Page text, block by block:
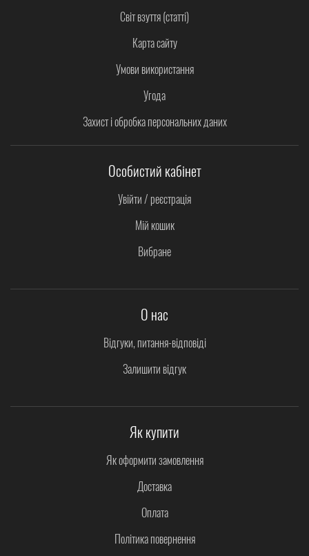
Світ взуття (статті)
Карта сайту
Умови використання
Угода
Захист і обробка персональних даних
Особистий кабінет
Увійти / реєстрація
Мій кошик
Вибране
О нас
Відгуки, питання-відповіді
Залишити відгук
Як купити
Як оформити замовлення
Доставка
Оплата
Політика повернення